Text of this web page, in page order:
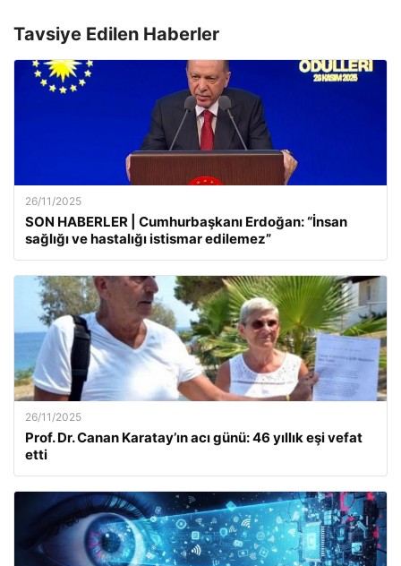
Tavsiye Edilen Haberler
26/11/2025
SON HABERLER | Cumhurbaşkanı Erdoğan: “İnsan
sağlığı ve hastalığı istismar edilemez”
26/11/2025
Prof. Dr. Canan Karatay’ın acı günü: 46 yıllık eşi vefat
etti